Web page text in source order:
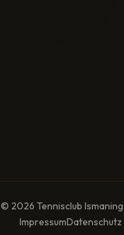
© 2026 Tennisclub Ismaning
ImpressumDatenschutz